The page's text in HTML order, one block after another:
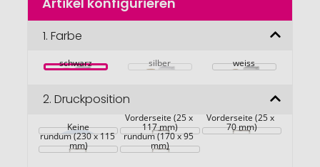
Anfang
Bildgalerie
1. Farbe
schwarz silber weiss
2. Druckposition
Keine
Vorderseite (25 x
117 mm)
Vorderseite (25 x
70 mm)
rundum (230 x 115
mm)
rundum (170 x 95
mm)